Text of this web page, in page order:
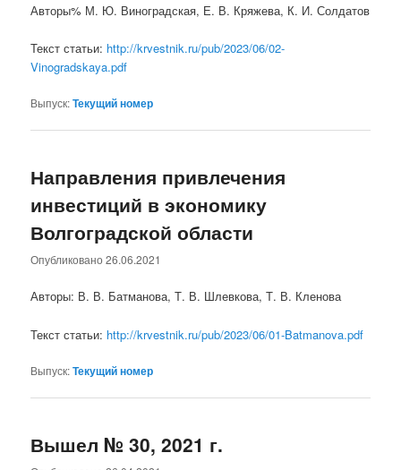
Авторы% М. Ю. Виноградская, Е. В. Кряжева, К. И. Солдатов
Текст статьи: http://krvestnik.ru/pub/2023/06/02-
Vinogradskaya.pdf
Выпуск:Текущий номер
Направления привлечения
инвестиций в экономику
Волгоградской области
Опубликовано26.06.2021
Авторы: В. В. Батманова, Т. В. Шлевкова, Т. В. Кленова
Текст статьи: http://krvestnik.ru/pub/2023/06/01-Batmanova.pdf
Выпуск:Текущий номер
Вышел № 30, 2021 г.